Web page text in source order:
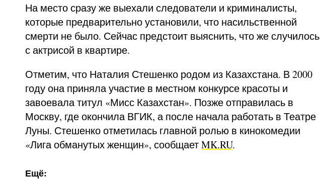
На место сразу же выехали следователи и криминалисты,
которые предварительно установили, что насильственной
смерти не было. Сейчас предстоит выяснить, что же случилось
с актрисой в квартире.
Отметим, что Наталия Стешенко родом из Казахстана. В 2000
году она приняла участие в местном конкурсе красоты и
завоевала титул «Мисс Казахстан». Позже отправилась в
Москву, где окончила ВГИК, а после начала работать в Театре
Луны. Стешенко отметилась главной ролью в кинокомедии
«Лига обманутых женщин», сообщаетMK.RU.